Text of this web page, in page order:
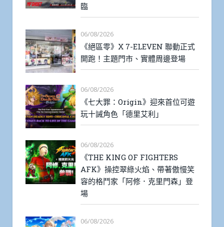
臨
06/08/2026
《絕區零》X 7-ELEVEN 聯動正式
開跑！主題門市、實體周邊登場
06/08/2026
《七大罪：Origin》迎來首位可遊
玩十誡角色「德里艾利」
06/08/2026
《THE KING OF FIGHTERS
AFK》操控翠綠火焰、帶著傲慢笑
容的格鬥家「阿修．克里門森」登
場
06/08/2026